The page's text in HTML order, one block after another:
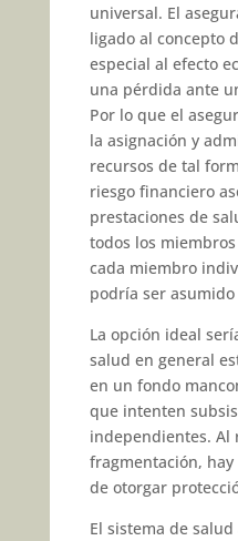
universal. El
ligado al concepto
especial al efecto
una pérdida ante
Por lo que el
la asignación y
recursos de tal
riesgo financiero
prestaciones de
todos los
cada miembro
podría ser
La opción ideal
salud en general
en un fondo
que intenten
independientes. Al
fragmentación,
de otorgar
El sistema de